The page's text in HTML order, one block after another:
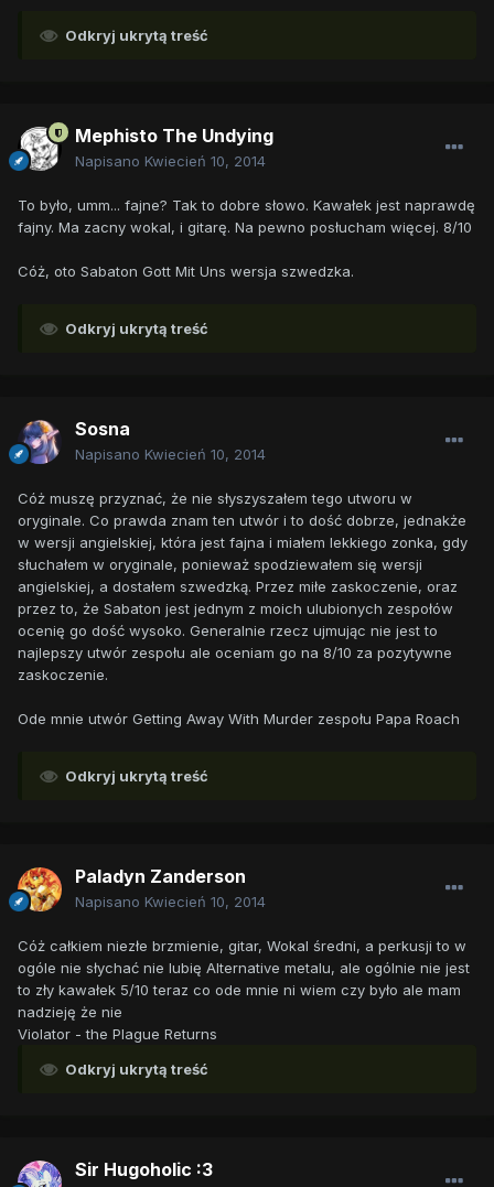
Odkryj ukrytą treść
Mephisto The Undying
Napisano Kwiecień 10, 2014
To było, umm... fajne? Tak to dobre słowo. Kawałek jest naprawdę
fajny. Ma zacny wokal, i gitarę. Na pewno posłucham więcej. 8/10
Cóż, oto Sabaton Gott Mit Uns wersja szwedzka.
Odkryj ukrytą treść
Sosna
Napisano Kwiecień 10, 2014
Cóż muszę przyznać, że nie słyszyszałem tego utworu w
oryginale. Co prawda znam ten utwór i to dość dobrze, jednakże
w wersji angielskiej, która jest fajna i miałem lekkiego zonka, gdy
słuchałem w oryginale, ponieważ spodziewałem się wersji
angielskiej, a dostałem szwedzką. Przez miłe zaskoczenie, oraz
przez to, że Sabaton jest jednym z moich ulubionych zespołów
ocenię go dość wysoko. Generalnie rzecz ujmując nie jest to
najlepszy utwór zespołu ale oceniam go na 8/10 za pozytywne
zaskoczenie.
Ode mnie utwór Getting Away With Murder zespołu Papa Roach
Odkryj ukrytą treść
Paladyn Zanderson
Napisano Kwiecień 10, 2014
Cóż całkiem niezłe brzmienie, gitar, Wokal średni, a perkusji to w
ogóle nie słychać nie lubię Alternative metalu, ale ogólnie nie jest
to zły kawałek 5/10 teraz co ode mnie ni wiem czy było ale mam
nadzieję że nie
Violator - the Plague Returns
Odkryj ukrytą treść
Sir Hugoholic :3